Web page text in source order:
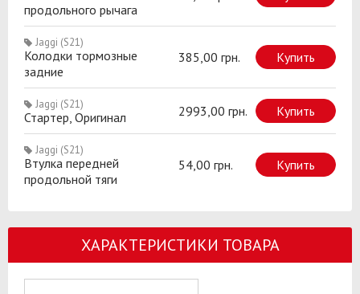
продольного рычага
Jaggi (S21)
Колодки тормозные
задние
385,00 грн. Купить
Jaggi (S21)
Стартер, Оригинал 2993,00 грн. Купить
Jaggi (S21)
Втулка передней
продольной тяги
54,00 грн. Купить
ХАРАКТЕРИСТИКИ ТОВАРА